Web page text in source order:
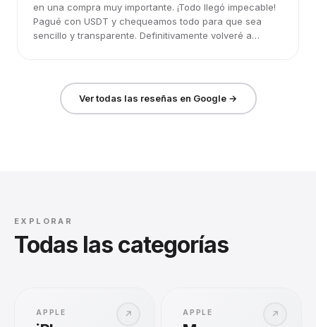
en una compra muy importante. ¡Todo llegó impecable!
Pagué con USDT y chequeamos todo para que sea
sencillo y transparente. Definitivamente volveré a
Ver todas las reseñas en Google →
EXPLORAR
Todas las categorías
↗
APPLE ↗
APPLE